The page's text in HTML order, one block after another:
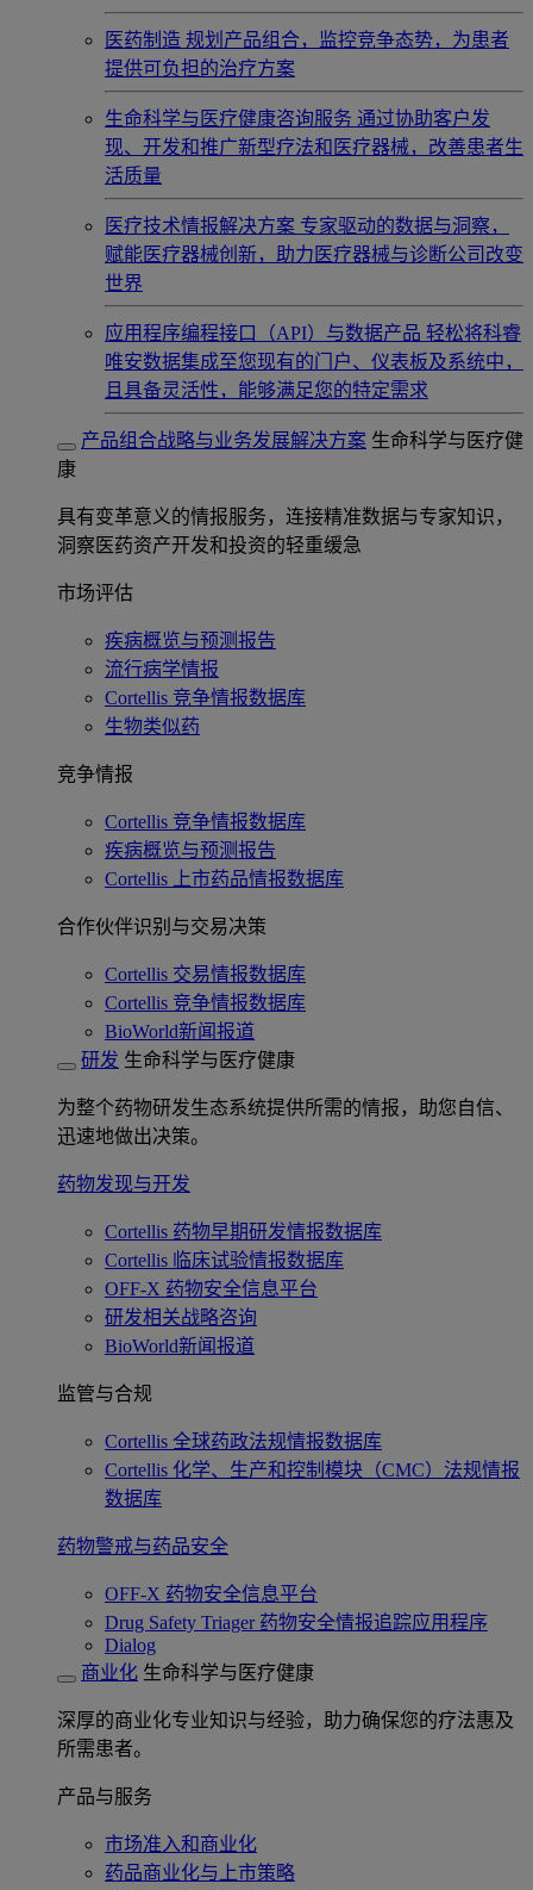
医药制造 规划产品组合，监控竞争态势，为患者
提供可负担的治疗方案
生命科学与医疗健康咨询服务 通过协助客户发
现、开发和推广新型疗法和医疗器械，改善患者生
活质量
医疗技术情报解决方案 专家驱动的数据与洞察，
赋能医疗器械创新，助力医疗器械与诊断公司改变
世界
应用程序编程接口（API）与数据产品 轻松将科睿
唯安数据集成至您现有的门户、仪表板及系统中，
且具备灵活性，能够满足您的特定需求
产品组合战略与业务发展解决方案 生命科学与医疗健
康
具有变革意义的情报服务，连接精准数据与专家知识，
洞察医药资产开发和投资的轻重缓急
市场评估
疾病概览与预测报告
流行病学情报
Cortellis 竞争情报数据库
生物类似药
竞争情报
Cortellis 竞争情报数据库
疾病概览与预测报告
Cortellis 上市药品情报数据库
合作伙伴识别与交易决策
Cortellis 交易情报数据库
Cortellis 竞争情报数据库
BioWorld新闻报道
研发 生命科学与医疗健康
为整个药物研发生态系统提供所需的情报，助您自信、
迅速地做出决策。
药物发现与开发
Cortellis 药物早期研发情报数据库
Cortellis 临床试验情报数据库
OFF-X 药物安全信息平台
研发相关战略咨询
BioWorld新闻报道
监管与合规
Cortellis 全球药政法规情报数据库
Cortellis 化学、生产和控制模块（CMC）法规情报
数据库
药物警戒与药品安全
OFF-X 药物安全信息平台
Drug Safety Triager 药物安全情报追踪应用程序
Dialog
商业化 生命科学与医疗健康
深厚的商业化专业知识与经验，助力确保您的疗法惠及
所需患者。
产品与服务
市场准入和商业化
药品商业化与上市策略